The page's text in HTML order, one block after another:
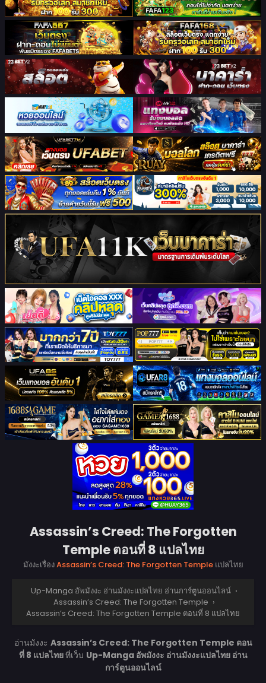
Assassin’s Creed: The Forgotten
Temple ตอนที่ 8 แปลไทย
มังงะเรื่องAssassin’s Creed: The Forgotten Templeแปลไทย
Up-Manga อัพมังงะ อ่านมังงะแปลไทย อ่านการ์ตูนออนไลน์ ›
Assassin’s Creed: The Forgotten Temple ›
Assassin’s Creed: The Forgotten Temple ตอนที่ 8 แปลไทย
อ่านมังงะ Assassin’s Creed: The Forgotten Temple ตอน
ที่ 8 แปลไทยที่เว็บ Up-Manga อัพมังงะ อ่านมังงะแปลไทย อ่าน
การ์ตูนออนไลน์